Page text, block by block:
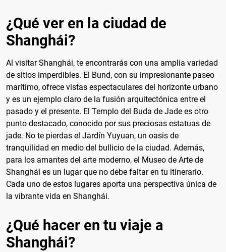
¿Qué ver en la ciudad de
Shanghái?
Al visitar Shanghái, te encontrarás con una amplia variedad
de sitios imperdibles. El Bund, con su impresionante paseo
marítimo, ofrece vistas espectaculares del horizonte urbano
y es un ejemplo claro de la fusión arquitectónica entre el
pasado y el presente. El Templo del Buda de Jade es otro
punto destacado, conocido por sus preciosas estatuas de
jade. No te pierdas el Jardín Yuyuan, un oasis de
tranquilidad en medio del bullicio de la ciudad. Además,
para los amantes del arte moderno, el Museo de Arte de
Shanghái es un lugar que no debe faltar en tu itinerario.
Cada uno de estos lugares aporta una perspectiva única de
la vibrante vida en Shanghái.
¿Qué hacer en tu viaje a
Shanghái?